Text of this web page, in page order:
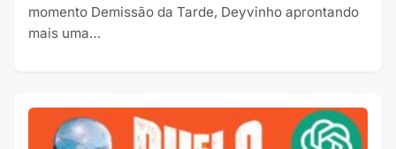
momento Demissão da Tarde, Deyvinho aprontando
mais uma…